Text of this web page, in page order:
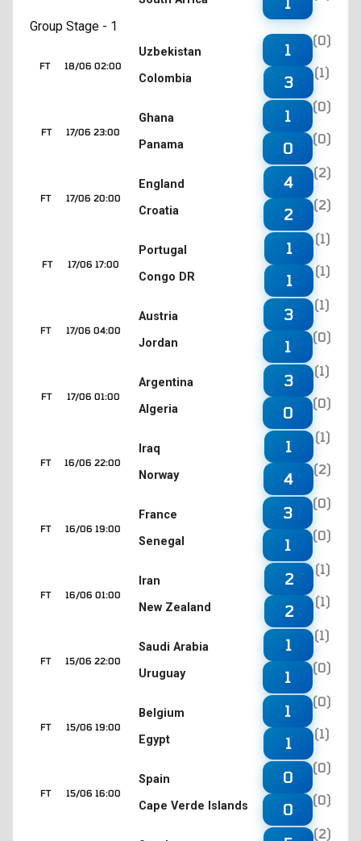
Group Stage - 1
18/06 02:00
FT
Uzbekistan
Colombia
1
(0)
3
(1)
17/06 23:00
FT
Ghana
Panama
1
(0)
0
(0)
17/06 20:00
FT
England
Croatia
4
(2)
2
(2)
17/06 17:00
FT
Portugal
Congo DR
1
(1)
1
(1)
17/06 04:00
FT
Austria
Jordan
3
(1)
1
(0)
17/06 01:00
FT
Argentina
Algeria
3
(1)
0
(0)
16/06 22:00
FT
Iraq
Norway
1
(1)
4
(2)
16/06 19:00
FT
France
Senegal
3
(0)
1
(0)
16/06 01:00
FT
Iran
New Zealand
2
(1)
2
(1)
15/06 22:00
FT
Saudi Arabia
Uruguay
1
(1)
1
(0)
15/06 19:00
FT
Belgium
Egypt
1
(0)
1
(1)
15/06 16:00
FT
Spain
Cape Verde Islands
0
(0)
0
(0)
(2)